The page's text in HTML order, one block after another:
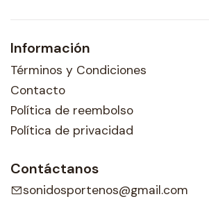
Información
Términos y Condiciones
Contacto
Política de reembolso
Política de privacidad
Contáctanos
sonidosportenos@gmail.com